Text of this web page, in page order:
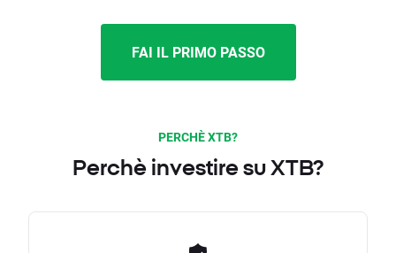
FAI IL PRIMO PASSO
PERCHÈ XTB?
Perchè investire su XTB?